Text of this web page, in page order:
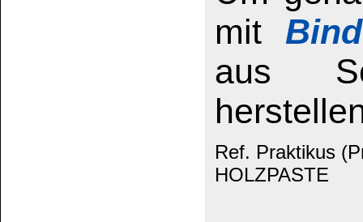
Umgebung
Egal, ob es um
Fußböden,
Holzelemente
überzeugt durch